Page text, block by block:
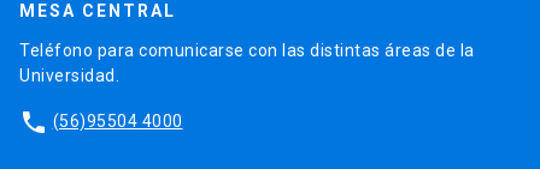
MESA CENTRAL
Teléfono para comunicarse con las distintas áreas de la
Universidad.
phone (56)95504 4000